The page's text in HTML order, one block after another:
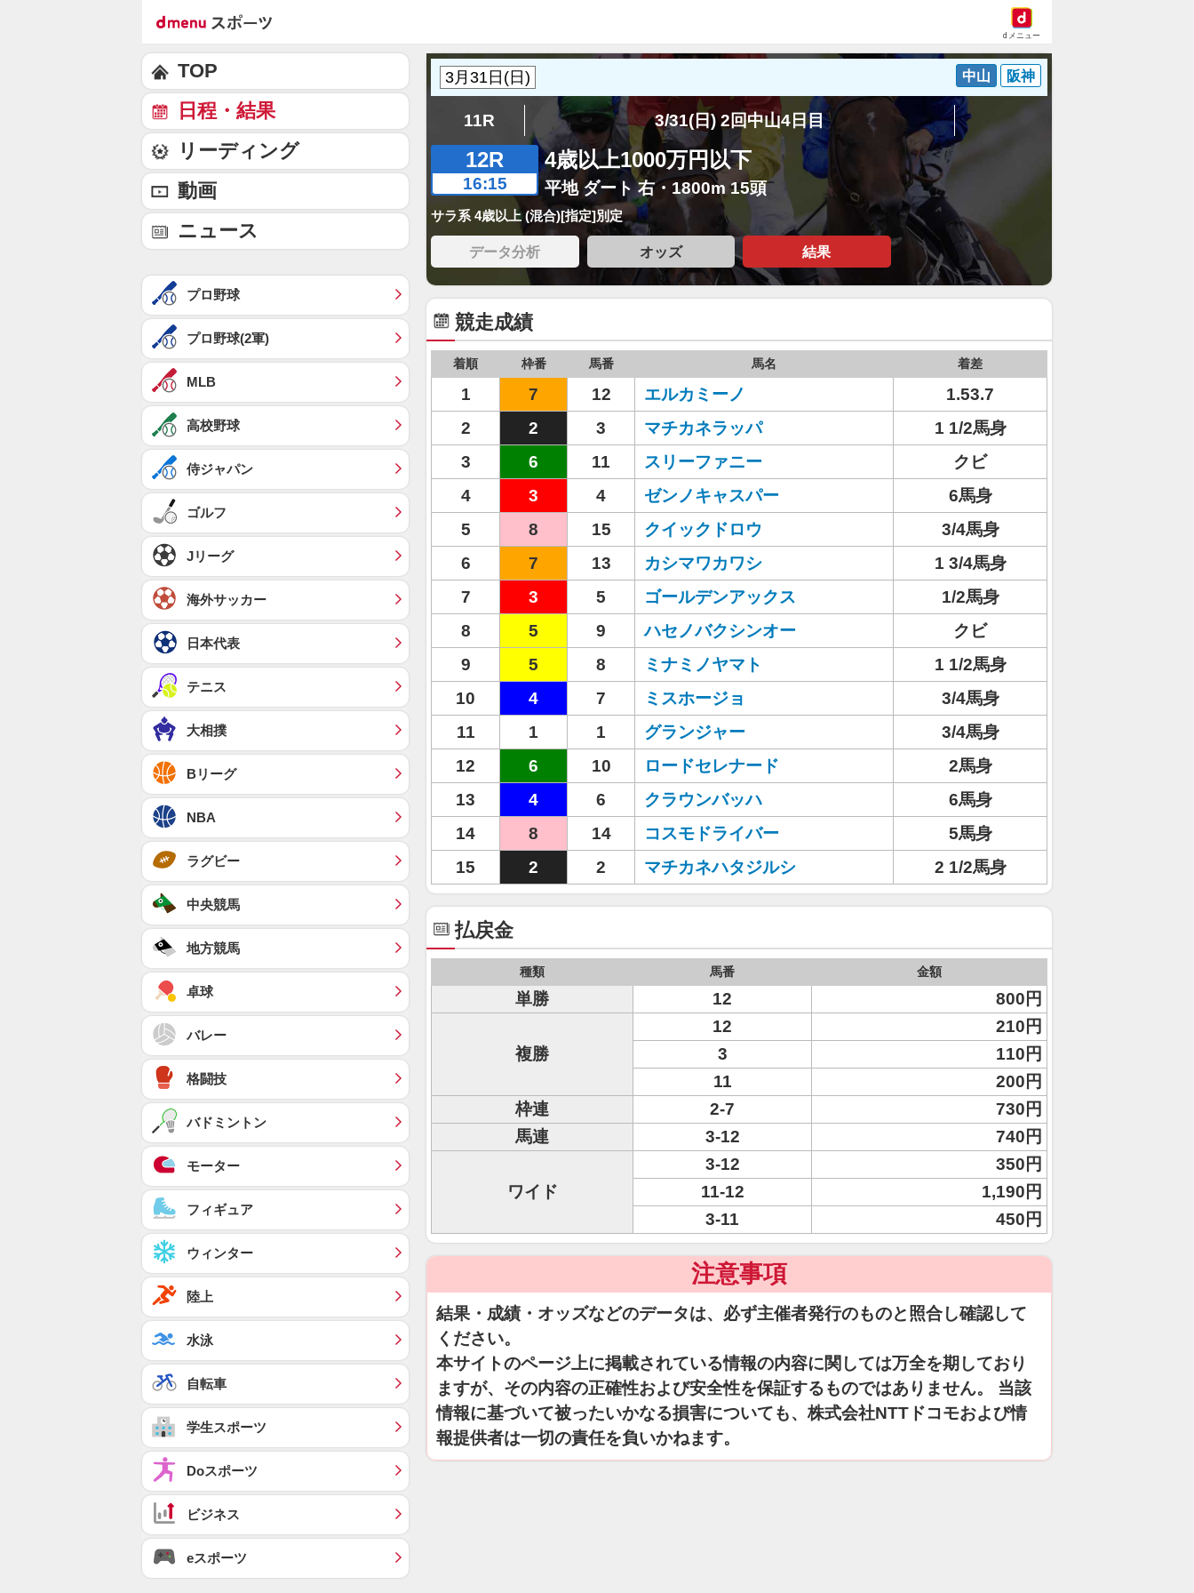
dメニュー
中山 阪神
11R 3/31(日) 2回中山4日目
12R
16:15
4歳以上1000万円以下
平地 ダート 右・1800m 15頭
サラ系 4歳以上 (混合)[指定]別定
データ分析 オッズ 結果
競走成績
着順 枠番 馬番 馬名 着差
1 7 12 エルカミーノ
1.53.7
2
2 3 マチカネラッパ
1 1/2馬身
3
6 11 スリーファニー
クビ
4
3 4 ゼンノキャスパー
6馬身
5
8 15 クイックドロウ
3/4馬身
6
7 13 カシマワカワシ
1 3/4馬身
7
3 5 ゴールデンアックス
1/2馬身
8
5 9 ハセノバクシンオー
クビ
9
5 8 ミナミノヤマト
1 1/2馬身
10
4 7 ミスホージョ
3/4馬身
11
1 1 グランジャー
3/4馬身
12
6 10 ロードセレナード
2馬身
13
4 6 クラウンバッハ
6馬身
14
8 14 コスモドライバー
5馬身
15
2 2 マチカネハタジルシ 2 1/2馬身
払戻金
種類 馬番 金額
単勝 12 800円
複勝
12
210円
3
110円
11
200円
枠連
2-7
730円
馬連
3-12 740円
ワイド
3-12
350円
11-12
1,190円
3-11
450円
注意事項
結果・成績・オッズなどのデータは、必ず主催者発行のものと照合し確認して
ください。
本サイトのページ上に掲載されている情報の内容に関しては万全を期しており
ますが、その内容の正確性および安全性を保証するものではありません。 当該
情報に基づいて被ったいかなる損害についても、株式会社NTTドコモおよび情
報提供者は一切の責任を負いかねます。
TOP
日程・結果
リーディング
動画
ニュース
プロ野球
プロ野球(2軍)
MLB
高校野球
侍ジャパン
ゴルフ
Jリーグ
海外サッカー
日本代表
テニス
大相撲
Bリーグ
NBA
ラグビー
中央競馬
地方競馬
卓球
バレー
格闘技
バドミントン
モーター
フィギュア
ウィンター
陸上
水泳
自転車
学生スポーツ
Doスポーツ
ビジネス
eスポーツ